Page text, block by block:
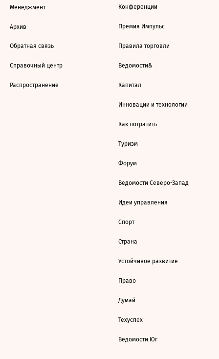
Менеджмент
Архив
Обратная связь
Справочный центр
Распространение
Конференции
Премия Импульс
Правила торговли
Ведомости&
Капитал
Инновации и технологии
Как потратить
Туризм
Форум
Ведомости Северо-Запад
Идеи управления
Спорт
Страна
Устойчивое развитие
Право
Думай
Техуспех
Ведомости Юг